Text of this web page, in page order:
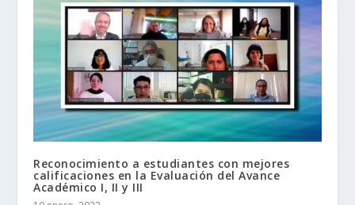
Reconocimiento a estudiantes con mejores
calificaciones en la Evaluación del Avance
Académico I, II y III